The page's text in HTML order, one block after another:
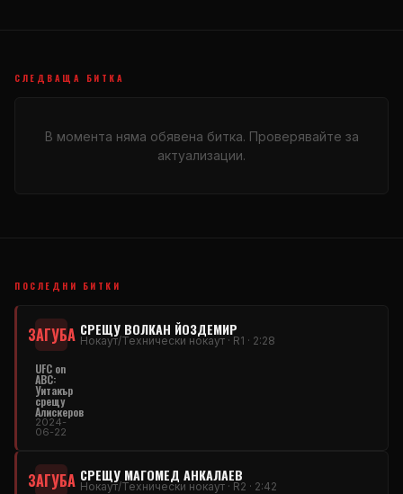
СЛЕДВАЩА БИТКА
В момента няма обявена битка. Проверявайте за
актуализации.
ПОСЛЕДНИ БИТКИ
ЗАГУБА СРЕЩУ ВОЛКАН ЙОЗДЕМИР
Нокаут/Технически нокаут · R1 · 2:28
UFC on
ABC:
Уитакър
срещу
Алискеров
2024-
06-22
ЗАГУБА СРЕЩУ МАГОМЕД АНКАЛАЕВ
Нокаут/Технически нокаут · R2 · 2:42